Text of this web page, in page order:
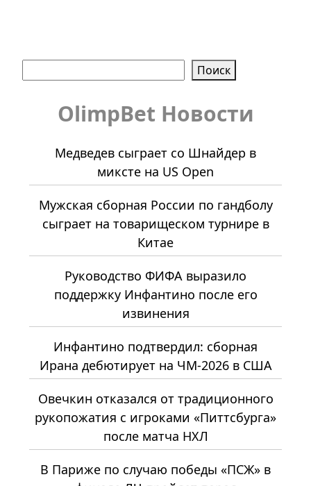
Поиск
OlimpBet Новости
Медведев сыграет со Шнайдер в
миксте на US Open
Мужская сборная России по гандболу
сыграет на товарищеском турнире в
Китае
Руководство ФИФА выразило
поддержку Инфантино после его
извинения
Инфантино подтвердил: сборная
Ирана дебютирует на ЧМ-2026 в США
Овечкин отказался от традиционного
рукопожатия с игроками «Питтсбурга»
после матча НХЛ
В Париже по случаю победы «ПСЖ» в